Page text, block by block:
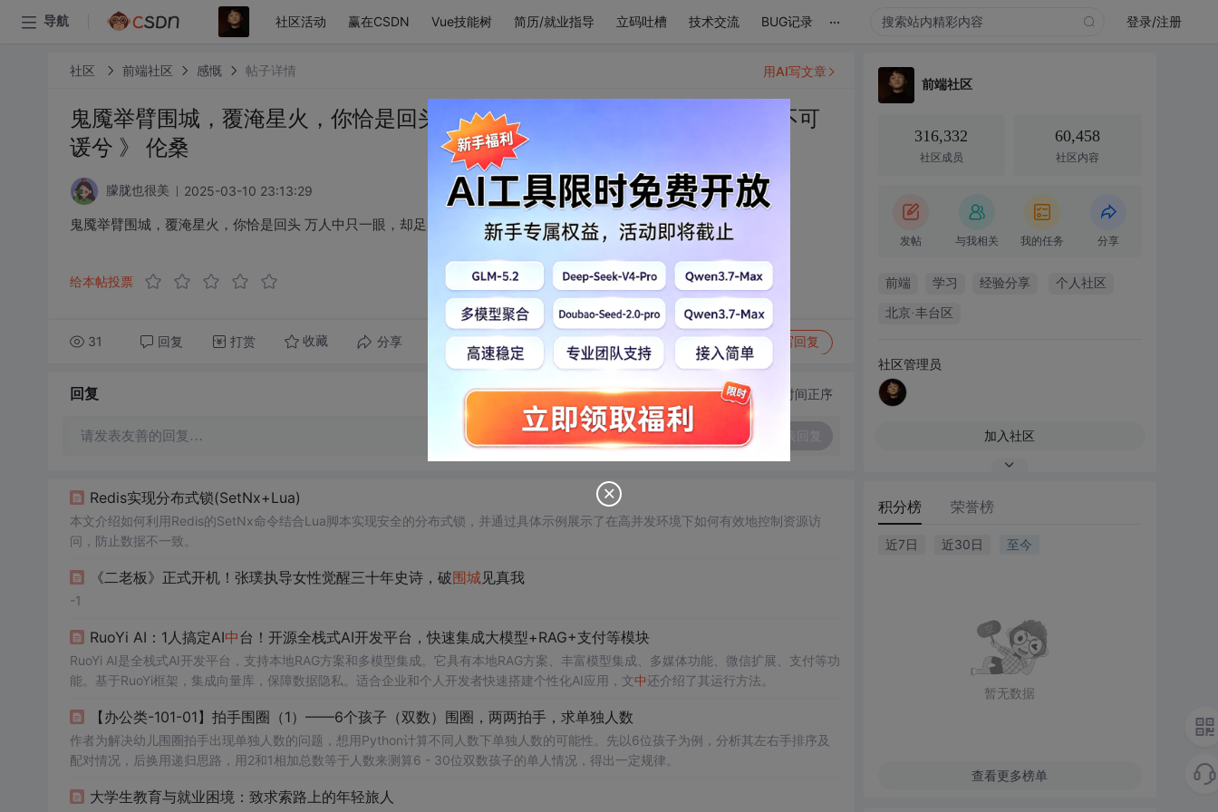
导航 社区活动 赢在CSDN Vue技能树 简历/就业指导 立码吐槽 技术交流 BUG记录 ... 登录/注册
社区 前端社区 感慨 帖子详情
鬼魇举臂围城，覆淹星火，你恰是回头 万人中只一眼，却足以救我 ——《不可
谖兮 》 伦桑
朦胧也很美 2025-03-10 23:13:29
鬼魇举臂围城，覆淹星火，你恰是回头 万人中只一眼，却足以救我 ——《不可谖兮 》 伦桑
给本帖投票
31 回复 打赏 收藏 分享 转发到动态 举报 写回复
用AI写文章
回复 切换为时间正序
请发表友善的回复…
Redis实现分布式锁(SetNx+Lua)
本文介绍如何利用Redis的SetNx命令结合Lua脚本实现安全的分布式锁，并通过具体示例展示了在高并发环境下如何有效地控制资源访
问，防止数据不一致。
《二老板》正式开机！张璞执导女性觉醒三十年史诗，破围城见真我
-1
RuoYi AI：1人搞定AI中台！开源全栈式AI开发平台，快速集成大模型+RAG+支付等模块
RuoYi AI是全栈式AI开发平台，支持本地RAG方案和多模型集成。它具有本地RAG方案、丰富模型集成、多媒体功能、微信扩展、支付等功
能。基于RuoYi框架，集成向量库，保障数据隐私。适合企业和个人开发者快速搭建个性化AI应用，文中 还介绍了其运行方法。
【办公类-101-01】拍手围圈（1）——6个孩子（双数）围圈，两两拍手，求单独人数
作者为解决幼儿围圈拍手出现单独人数的问题，想用Python计算不同人数下单独人数的可能性。先以6位孩子为例，分析其左右手排序及
配对情况，后换用递归思路，用2和1相加总数等于人数来测算6 - 30位双数孩子的单人情况，得出一定规律。
大学生教育与就业困境：致求索路上的年轻旅人
前端社区
316,332
社区成员
60,458
社区内容
发帖 与我相关 我的任务 分享
前端 学习 经验分享 个人社区
北京·丰台区
社区管理员
加入社区
积分榜 荣誉榜
近7日 近30日 至今
暂无数据
查看更多榜单